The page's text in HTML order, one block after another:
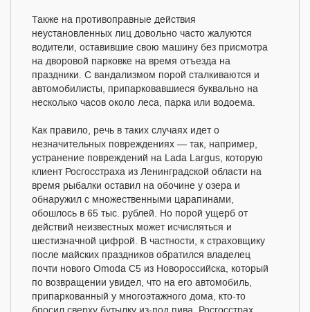
Также на противоправные действия
неустановленных лиц довольно часто жалуются
водители, оставившие свою машину без присмотра
на дворовой парковке на время отъезда на
праздники. С вандализмом порой сталкиваются и
автомобилисты, припарковавшиеся буквально на
несколько часов около леса, парка или водоема.
Как правило, речь в таких случаях идет о
незначительных повреждениях — так, например,
устранение повреждений на Lada Largus, которую
клиент Росгосстраха из Ленинградской области на
время рыбалки оставил на обочине у озера и
обнаружил с множественными царапинами,
обошлось в 65 тыс. рублей. Но порой ущерб от
действий неизвестных может исчисляться и
шестизначной цифрой. В частности, к страховщику
после майских праздников обратился владелец
почти нового Omoda C5 из Новороссийска, который
по возвращении увидел, что на его автомобиль,
припаркованный у многоэтажного дома, кто-то